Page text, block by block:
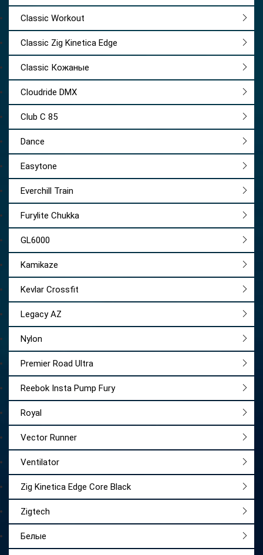
Classic Workout
Classic Zig Kinetica Edge
Classic Кожаные
Cloudride DMX
Club C 85
Dance
Easytone
Everchill Train
Furylite Chukka
GL6000
Kamikaze
Kevlar Crossfit
Legacy AZ
Nylon
Premier Road Ultra
Reebok Insta Pump Fury
Royal
Vector Runner
Ventilator
Zig Kinetica Edge Core Black
Zigtech
Белые